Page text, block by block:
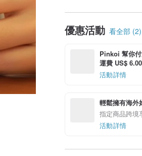
優惠活動 看全部 (2)
Pinkoi 幫你
運費 US$ 6.00
活動詳情
輕鬆擁有海外
指定商品跨境
活動詳情